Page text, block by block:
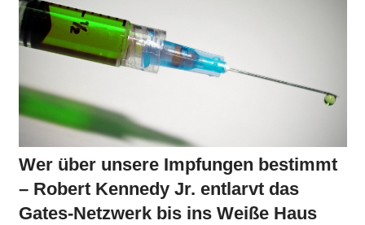
Wer über unsere Impfungen bestimmt
– Robert Kennedy Jr. entlarvt das
Gates-Netzwerk bis ins Weiße Haus